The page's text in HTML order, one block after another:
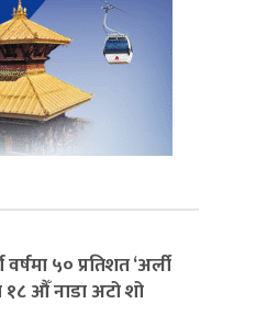
५० प्रतिशत ‘अर्ली
१८ औँ नाडा अटो शो